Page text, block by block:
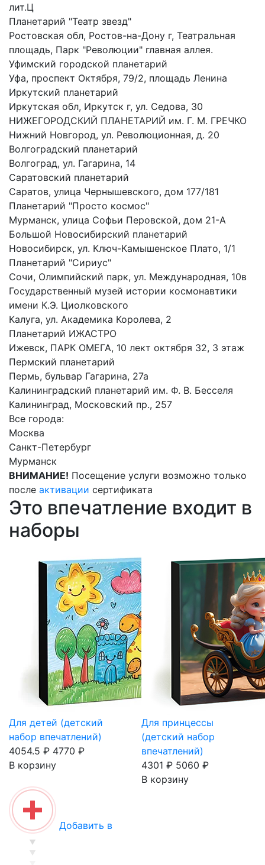
лит.Ц
Планетарий "Театр звезд"
Ростовская обл, Ростов-на-Дону г, Театральная
площадь, Парк "Революции" главная аллея.
Уфимский городской планетарий
Уфа, проспект Октября, 79/2, площадь Ленина
Иркутский планетарий
Иркутская обл, Иркутск г, ул. Седова, 30
НИЖЕГОРОДСКИЙ ПЛАНЕТАРИЙ им. Г. М. ГРЕЧКО
Нижний Новгород, ул. Революционная, д. 20
Волгоградский планетарий
Волгоград, ул. Гагарина, 14
Саратовский планетарий
Саратов, улица Чернышевского, дом 177/181
Планетарий "Просто космос"
Мурманск, улица Софьи Перовской, дом 21-А
Большой Новосибирский планетарий
Новосибирск, ул. Ключ-Камышенское Плато, 1/1
Планетарий "Сириус"
Сочи, Олимпийский парк, ул. Международная, 10в
Государственный музей истории космонавтики
имени К.Э. Циолковского
Калуга, ул. Академика Королева, 2
Планетарий ИЖАСТРО
Ижевск, ПАРК ОМЕГА, 10 лект октября 32, 3 этаж
Пермский планетарий
Пермь, бульвар Гагарина, 27а
Калининградский планетарий им. Ф. В. Бесселя
Калининград, Московский пр., 257
Все города:
Москва
Санкт-Петербург
Мурманск
ВНИМАНИЕ! Посещение услуги возможно только
после активации сертификата
Это впечатление входит в
наборы
Для детей (детский
набор впечатлений)
4054.5 ₽ 4770 ₽
В корзину
Для принцессы
(детский набор
впечатлений)
4301 ₽ 5060 ₽
В корзину
Добавить в